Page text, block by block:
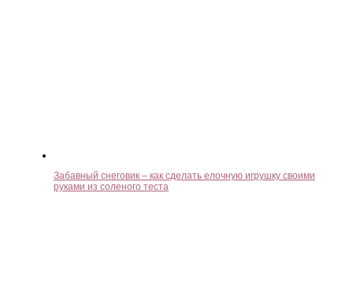
Забавный снеговик – как сделать елочную игрушку своими
руками из соленого теста